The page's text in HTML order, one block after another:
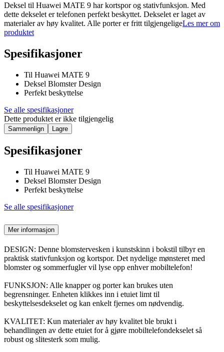
Deksel til Huawei MATE 9 har kortspor og stativfunksjon. Med
dette dekselet er telefonen perfekt beskyttet. Dekselet er laget av
materialer av høy kvalitet. Alle porter er fritt tilgjengeligeLes mer om
produktet
Spesifikasjoner
Til Huawei MATE 9
Deksel Blomster Design
Perfekt beskyttelse
Se alle spesifikasjoner
Dette produktet er ikke tilgjengelig
Sammenlign Lagre
Spesifikasjoner
Til Huawei MATE 9
Deksel Blomster Design
Perfekt beskyttelse
Se alle spesifikasjoner
Mer informasjon
DESIGN: Denne blomstervesken i kunstskinn i bokstil tilbyr en
praktisk stativfunksjon og kortspor. Det nydelige mønsteret med
blomster og sommerfugler vil lyse opp enhver mobiltelefon!
FUNKSJON: Alle knapper og porter kan brukes uten
begrensninger. Enheten klikkes inn i etuiet limt til
beskyttelsesdekselet og kan enkelt fjernes om nødvendig.
KVALITET: Kun materialer av høy kvalitet ble brukt i
behandlingen av dette etuiet for å gjøre mobiltelefondekselet så
robust og slitesterk som mulig.